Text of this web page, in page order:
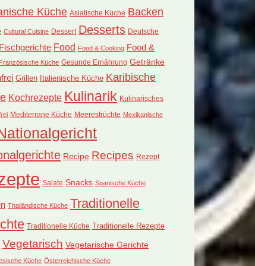
Küche Asiatische Küche Backen
Cultural Cuisine Dessert Desserts Deutsche
Fischgerichte Food Food & Cooking Food &
Französische Küche Gesunde Ernährung Getränke
Grillen Italienische Küche Karibische
Kochrezepte Kulinarik Kulinarisches
Mediterrane Küche Meeresfrüchte Mexikanische
Recipe Recipes Rezept
Salate Snacks Spanische Küche
Thailändische Küche Traditionelle
Traditionelle Küche Traditionelle Rezepte
Vegetarisch Vegetarische Gerichte
Küche Österreichische Küche